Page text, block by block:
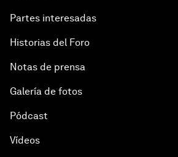
Partes interesadas
Historias del Foro
Notas de prensa
Galería de fotos
Pódcast
Vídeos